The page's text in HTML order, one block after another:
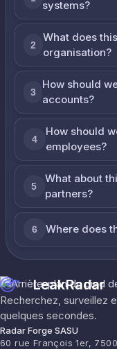
systems?
2
What does
organisation?
3
How should
accounts?
4
How should
employees?
5
What about
partners?
6 Where does
LeakRadar
Recherchez, surveillez
quelques secondes.
Radar Forge SASU
60 rue François 1er,